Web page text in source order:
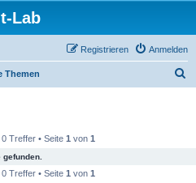
Lab
Anmelden
Registrieren
Themen
Treffer • Seite 1 von 1
Treffer • Seite 1 von 1